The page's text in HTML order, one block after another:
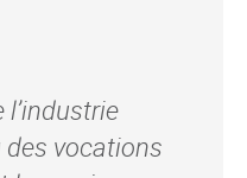
vocations